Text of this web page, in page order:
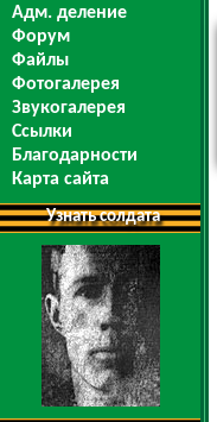
Адм. деление
Форум
Файлы
Фотогалерея
Звукогалерея
Ссылки
Благодарности
Карта сайта
Узнать солдата